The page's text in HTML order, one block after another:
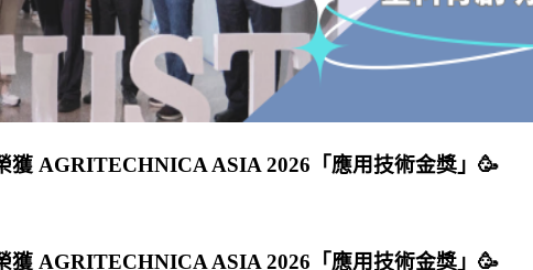
獲 AGRITECHNICA ASIA 2026「應用技術金獎」🥳
獲 AGRITECHNICA ASIA 2026「應用技術金獎」🥳